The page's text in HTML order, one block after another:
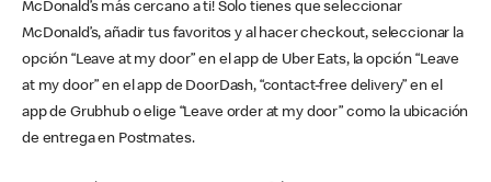
McDonald’s más cercano a ti! Solo tienes que seleccionar
McDonald’s, añadir tus favoritos y al hacer checkout, seleccionar la
opción “Leave at my door” en el app de Uber Eats, la opción “Leave
at my door” en el app de DoorDash, “contact-free delivery” en el
app de Grubhub o elige “Leave order at my door” como la ubicación
de entrega en Postmates.